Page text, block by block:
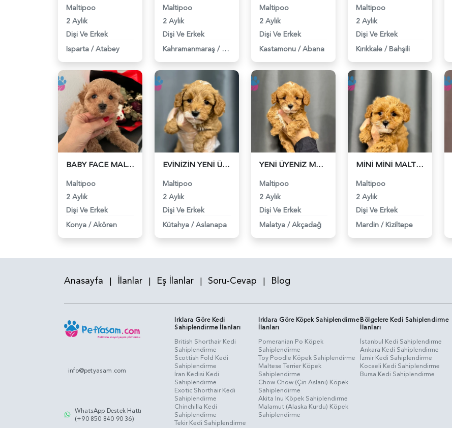
Maltipoo
2 Aylık
Dişi Ve Erkek
Isparta /Atabey
Maltipoo
2 Aylık
Dişi Ve Erkek
Kahramanmaraş / Afşin
Maltipoo
2 Aylık
Dişi Ve Erkek
Kastamonu /Abana
Maltipoo
2 Aylık
Dişi Ve Erkek
Kırıkkale /Bahşili
BABY FACE MALTİPOO BEBEKLER - 6321
Maltipoo
2 Aylık
Dişi Ve Erkek
Konya /Akören
EVİNİZİN YENİ ÜYESİ MALTİPOO BEBEKLER - 6322
Maltipoo
2 Aylık
Dişi Ve Erkek
Kütahya /Aslanapa
YENİ ÜYENİZ MALTİPOO - 6323
Maltipoo
2 Aylık
Dişi Ve Erkek
Malatya /Akçadağ
MİNİ MİNİ MALTİPOO BEBEKLER - 6324
Maltipoo
2 Aylık
Dişi Ve Erkek
Mardin /Kiziltepe
Anasayfa | İlanlar | Eş İlanlar | Soru-Cevap | Blog
info@petyasam.com
WhatsApp Destek Hattı
(+90 850 840 90 36)
Irklara Göre Kedi
Sahiplendirme İlanları
British Shorthair Kedi
Sahiplendirme
Scottish Fold Kedi
Sahiplendirme
İran Kedisi Kedi
Sahiplendirme
Exotic Shorthair Kedi
Sahiplendirme
Chinchilla Kedi
Sahiplendirme
Tekir Kedi Sahiplendirme
Irklara Göre Köpek Sahiplendirme
İlanları
Pomeranian Po Köpek
Sahiplendirme
Toy Poodle Köpek Sahiplendirme
Maltese Terrier Köpek
Sahiplendirme
Chow Chow (Çin Aslanı) Köpek
Sahiplendirme
Akita Inu Köpek Sahiplendirme
Malamut (Alaska Kurdu) Köpek
Sahiplendirme
Bölgelere Kedi Sahiplendirme
İlanları
İstanbul Kedi Sahiplendirme
Ankara Kedi Sahiplendirme
İzmir Kedi Sahiplendirme
Kocaeli Kedi Sahiplendirme
Bursa Kedi Sahiplendirme